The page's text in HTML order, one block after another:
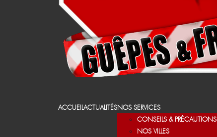
ACCUEILACTUALITÉSNOS SERVICES
CONSEILS & PRÉCAUTIONS
NOS VILLES